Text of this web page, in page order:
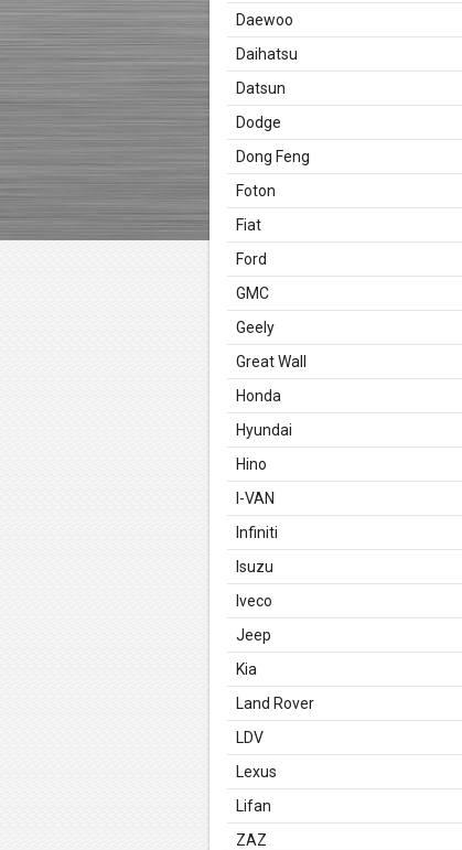
Daewoo
Daihatsu
Datsun
Dodge
Dong Feng
Foton
Fiat
Ford
GMC
Geely
Great Wall
Honda
Hyundai
Hino
I-VAN
Infiniti
Isuzu
Iveco
Jeep
Kia
Land Rover
LDV
Lexus
Lifan
ZAZ